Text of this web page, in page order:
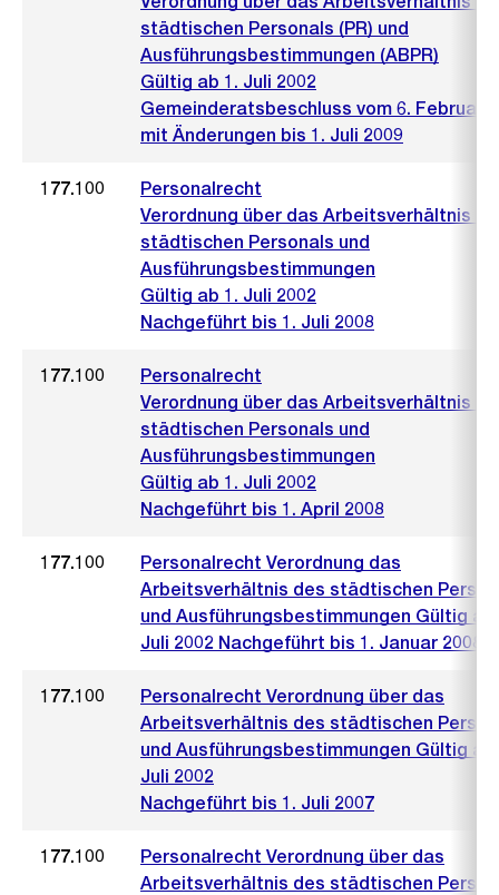
städtischen Personals (PR) und
Ausführungsbestimmungen (ABPR)
Gültig ab 1. Juli 2002
Gemeinderatsbeschluss vom 6. Februar
mit Änderungen bis 1. Juli 2009
177.100
Personalrecht
Verordnung über das Arbeitsverhältnis
städtischen Personals und
Ausführungsbestimmungen
Gültig ab 1. Juli 2002
Nachgeführt bis 1. Juli 2008
177.100
Personalrecht
Verordnung über das Arbeitsverhältnis
städtischen Personals und
Ausführungsbestimmungen
Gültig ab 1. Juli 2002
Nachgeführt bis 1. April 2008
177.100
Personalrecht Verordnung das
Arbeitsverhältnis des städtischen
und Ausführungsbestimmungen Gültig ab
Juli 2002 Nachgeführt bis 1. Januar 2008
177.100
Personalrecht Verordnung über das
Arbeitsverhältnis des städtischen
und Ausführungsbestimmungen Gültig ab
Juli 2002
Nachgeführt bis 1. Juli 2007
177.100
Personalrecht Verordnung über das
Arbeitsverhältnis des städtischen